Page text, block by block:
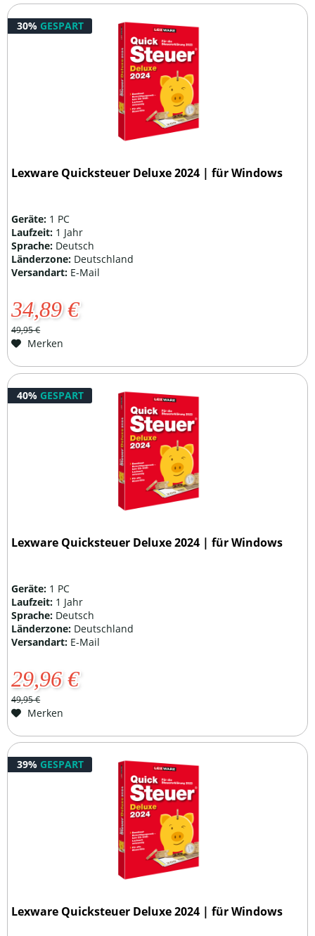
30% GESPART
Lexware Quicksteuer Deluxe 2024 | für Windows
Geräte: 1 PC
Laufzeit: 1 Jahr
Sprache: Deutsch
Länderzone: Deutschland
Versandart: E-Mail
34,89 €
49,95 €
Merken
40% GESPART
Lexware Quicksteuer Deluxe 2024 | für Windows
Geräte: 1 PC
Laufzeit: 1 Jahr
Sprache: Deutsch
Länderzone: Deutschland
Versandart: E-Mail
29,96 €
49,95 €
Merken
39% GESPART
Lexware Quicksteuer Deluxe 2024 | für Windows